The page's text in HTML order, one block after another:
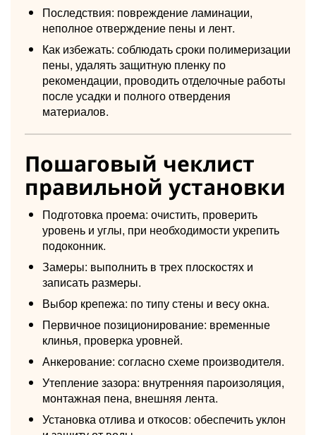
Последствия: повреждение ламинации,
неполное отверждение пены и лент.
Как избежать: соблюдать сроки полимеризации
пены, удалять защитную пленку по
рекомендации, проводить отделочные работы
после усадки и полного отвердения
материалов.
Пошаговый чеклист
правильной установки
Подготовка проема: очистить, проверить
уровень и углы, при необходимости укрепить
подоконник.
Замеры: выполнить в трех плоскостях и
записать размеры.
Выбор крепежа: по типу стены и весу окна.
Первичное позиционирование: временные
клинья, проверка уровней.
Анкерование: согласно схеме производителя.
Утепление зазора: внутренняя пароизоляция,
монтажная пена, внешняя лента.
Установка отлива и откосов: обеспечить уклон